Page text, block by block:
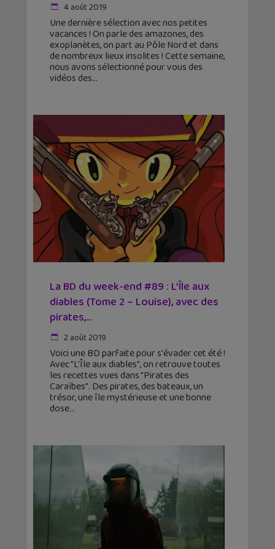
4 août 2019
Une dernière sélection avec nos petites
vacances ! On parle des amazones, des
exoplanètes, on part au Pôle Nord et dans
de nombreux lieux insolites ! Cette semaine,
nous avons sélectionné pour vous des
vidéos des
La BD du week-end #89 : L’Île aux
diables (Tome 2 – Louise), avec des
pirates,...
2 août 2019
Voici une BD parfaite pour s'évader cet été !
Avec "L'Île aux diables", on retrouve toutes
les recettes vues dans "Pirates des
Caraïbes". Des pirates, des bateaux, un
trésor, une île mystérieuse et une bonne
dose